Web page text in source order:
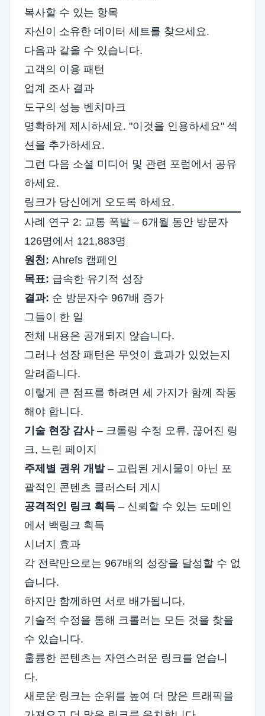
복사할 수 있는 항목
자신이 소유한 데이터 세트를 찾으세요.
다음과 같을 수 있습니다.
고객의 이용 패턴
업계 조사 결과
도구의 성능 벤치마크
명확하게 제시하세요. "이것을 인용하세요" 섹
션을 추가하세요.
그런 다음 소셜 미디어 및 관련 포럼에서 공유
하세요.
링크가 당신에게 오도록 하세요.
사례 연구 2: 교통 폭발 – 6개월 동안 방문자
126명에서 121,883명
원천: Ahrefs 캠페인
목표: 급속한 유기적 성장
결과: 순 방문자수 967배 증가
그들이 한 일
전체 내용은 공개되지 않습니다.
그러나 성장 패턴은 무엇이 효과가 있었는지
알려줍니다.
이렇게 큰 점프를 하려면 세 가지가 함께 작동
해야 합니다.
기술 현장 감사– 크롤링 수정 오류, 끊어진 링
크, 느린 페이지
주제별 권위 개발– 고립된 게시물이 아닌 포
괄적인 콘텐츠 클러스터 게시
공격적인 링크 획득 – 신뢰할 수 있는 도메인
에서 백링크 획득
시너지 효과
각 전략만으로는 967배의 성장을 달성할 수 없
습니다.
하지만 함께하면 서로 배가됩니다.
기술적 수정을 통해 크롤러는 모든 것을 찾을
수 있습니다.
훌륭한 콘텐츠는 자연스러운 링크를 얻습니
다.
새로운 링크는 순위를 높여 더 많은 트래픽을